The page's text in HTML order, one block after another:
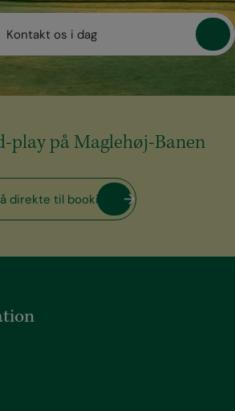
Kontakt os i dag
play på Maglehøj-Banen
direkte til booking